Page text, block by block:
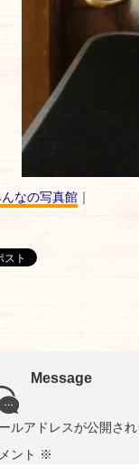
なの写真館 ｜
Message
ルアドレスが公開され
ント ※